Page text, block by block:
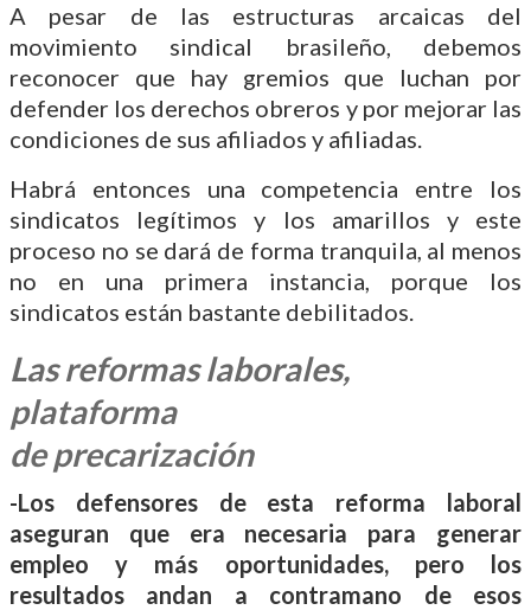
A pesar de las estructuras arcaicas del
movimiento sindical brasileño, debemos
reconocer que hay gremios que luchan por
defender los derechos obreros y por mejorar las
condiciones de sus afiliados y afiliadas.
Habrá entonces una competencia entre los
sindicatos legítimos y los amarillos y este
proceso no se dará de forma tranquila, al menos
no en una primera instancia, porque los
sindicatos están bastante debilitados.
Las reformas laborales,
plataforma
de precarización
-Los defensores de esta reforma laboral
aseguran que era necesaria para generar
empleo y más oportunidades, pero los
resultados andan a contramano de esos